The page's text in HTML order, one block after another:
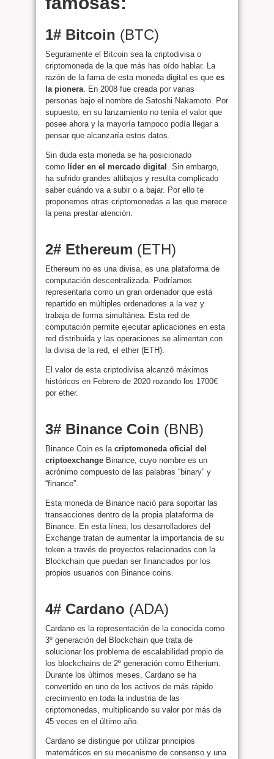
1# Bitcoin (BTC)
Seguramente el Bitcoin sea la criptodivisa o
criptomoneda de la que más has oído hablar. La
razón de la fama de esta moneda digital es que es
la pionera. En 2008 fue creada por varias
personas bajo el nombre de Satoshi Nakamoto. Por
supuesto, en su lanzamiento no tenía el valor que
posee ahora y la mayoría tampoco podía llegar a
pensar que alcanzaría estos datos.
Sin duda esta moneda se ha posicionado
como líder en el mercado digital . Sin embargo,
ha sufrido grandes altibajos y resulta complicado
saber cuándo va a subir o a bajar. Por ello te
proponemos otras criptomonedas a las que merece
la pena prestar atención.
2# Ethereum (ETH)
Ethereum no es una divisa, es una plataforma de
computación descentralizada. Podríamos
representarla como un gran ordenador que está
repartido en múltiples ordenadores a la vez y
trabaja de forma simultánea. Esta red de
computación permite ejecutar aplicaciones en esta
red distribuida y las operaciones se alimentan con
la divisa de la red, el ether (ETH).
El valor de esta criptodivisa alcanzó máximos
históricos en Febrero de 2020 rozando los 1700€
por ether.
3# Binance Coin (BNB)
Binance Coin es la criptomoneda oficial del
criptoexchange Binance, cuyo nombre es un
acrónimo compuesto de las palabras “binary” y
“finance”.
Esta moneda de Binance nació para soportar las
transacciones dentro de la propia plataforma de
Binance. En esta línea, los desarrolladores del
Exchange tratan de aumentar la importancia de su
token a través de proyectos relacionados con la
Blockchain que puedan ser financiados por los
propios usuarios con Binance coins.
4# Cardano (ADA)
Cardano es la representación de la conocida como
3º generación del Blockchain que trata de
solucionar los problema de escalabilidad propio de
los blockchains de 2º generación como Etherium.
Durante los últimos meses, Cardano se ha
convertido en uno de los activos de más rápido
crecimiento en toda la industria de las
criptomonedas, multiplicando su valor por más de
45 veces en el último año.
Cardano se distingue por utilizar principios
matemáticos en su mecanismo de consenso y una